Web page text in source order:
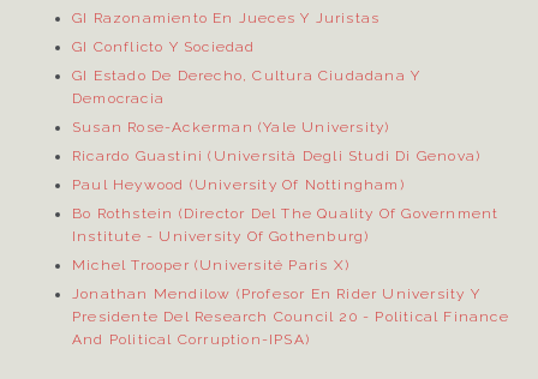
GI Razonamiento En Jueces Y Juristas
GI Conflicto Y Sociedad
GI Estado De Derecho, Cultura Ciudadana Y
Democracia
Susan Rose-Ackerman (Yale University)
Ricardo Guastini (Università Degli Studi Di Genova)
Paul Heywood (University Of Nottingham)
Bo Rothstein (Director DelThe Quality Of Government
Institute - University Of Gothenburg)
Michel Trooper (Université Paris X)
Jonathan Mendilow (Profesor En Rider University Y
Presidente Del Research Council 20 - Political Finance
And Political Corruption-IPSA)